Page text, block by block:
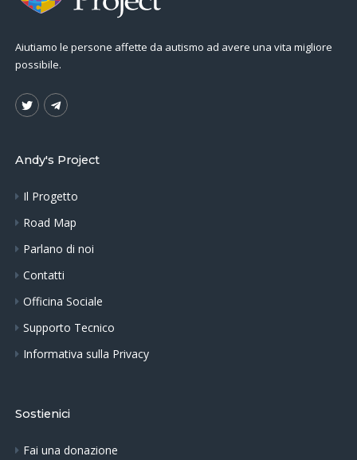
Aiutiamo le persone affette da autismo ad avere una vita migliore
possibile.
Andy's Project
Il Progetto
Road Map
Parlano di noi
Contatti
Officina Sociale
Supporto Tecnico
Informativa sulla Privacy
Sostienici
Fai una donazione